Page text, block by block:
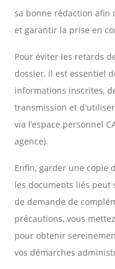
sa bonne rédaction afin
et garantir la prise en
Pour éviter les retards
dossier, il est essentiel
informations inscrites,
transmission et d'utiliser
via l’espace personnel
agence).
Enfin, garder une copie
les documents liés peut
de demande de
précautions, vous
pour obtenir
vos démarches